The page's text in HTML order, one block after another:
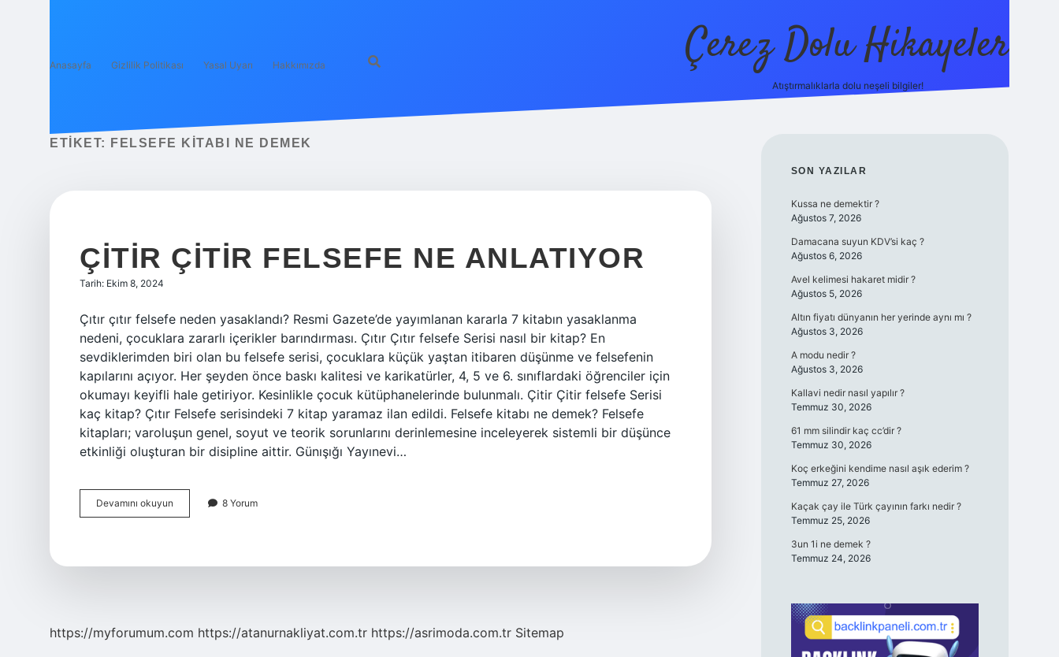
Anasayfa Gizlilik Politikası Yasal Uyarı Hakkımızda Çerez Dolu Hikayeler
Atıştırmalıklarla dolu neşeli bilgiler!
ETIKET: FELSEFE KITABI NE DEMEK
ÇITIR ÇITIR FELSEFE NE ANLATIYOR
Tarih: Ekim 8, 2024
Çıtır çıtır felsefe neden yasaklandı? Resmi Gazete’de yayımlanan kararla 7 kitabın yasaklanma
nedeni, çocuklara zararlı içerikler barındırması. Çıtır Çıtır felsefe Serisi nasıl bir kitap? En
sevdiklerimden biri olan bu felsefe serisi, çocuklara küçük yaştan itibaren düşünme ve felsefenin
kapılarını açıyor. Her şeyden önce baskı kalitesi ve karikatürler, 4, 5 ve 6. sınıflardaki öğrenciler için
okumayı keyifli hale getiriyor. Kesinlikle çocuk kütüphanelerinde bulunmalı. Çitir Çitir felsefe Serisi
kaç kitap? Çıtır Felsefe serisindeki 7 kitap yaramaz ilan edildi. Felsefe kitabı ne demek? Felsefe
kitapları; varoluşun genel, soyut ve teorik sorunlarını derinlemesine inceleyerek sistemli bir düşünce
etkinliği oluşturan bir disipline aittir. Günışığı Yayınevi…
Devamını okuyun
Çitir
8 Yorum
https://myforumum.com https://atanurnakliyat.com.tr https://asrimoda.com.tr Sitemap
SIDEBAR
SON YAZILAR
Kussa ne demektir ?
Ağustos 7, 2026
Damacana suyun KDV’si kaç ?
Ağustos 6, 2026
Avel kelimesi hakaret midir ?
Ağustos 5, 2026
Altın fiyatı dünyanın her yerinde aynı mı ?
Ağustos 3, 2026
A modu nedir ?
Ağustos 3, 2026
Kallavi nedir nasıl yapılır ?
Temmuz 30, 2026
61 mm silindir kaç cc’dir ?
Temmuz 30, 2026
Koç erkeğini kendime nasıl aşık ederim ?
Temmuz 27, 2026
Kaçak çay ile Türk çayının farkı nedir ?
Temmuz 25, 2026
3un 1i ne demek ?
Temmuz 24, 2026